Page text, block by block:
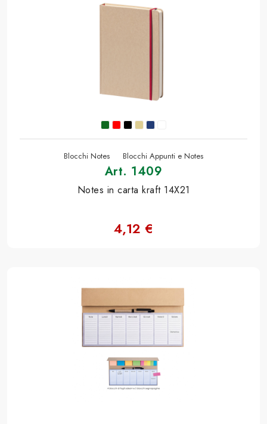
Blocchi Notes Blocchi Appunti e Notes
Art. 1409
Notes in carta kraft 14X21
4,12 €